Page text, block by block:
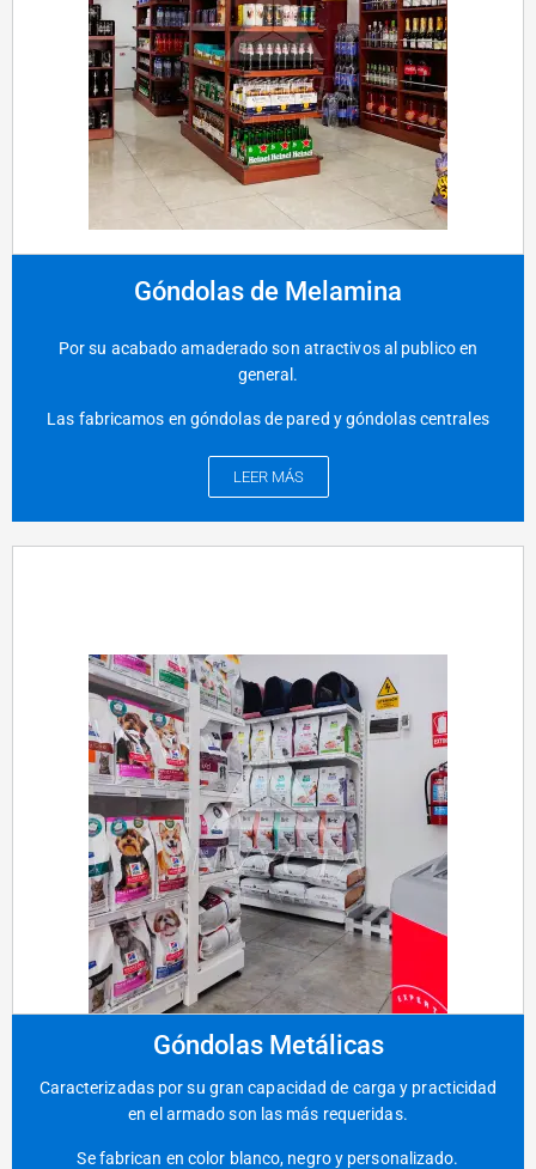
Góndolas de Melamina
Por su acabado amaderado son atractivos al publico en
general.
Las fabricamos en góndolas de pared y góndolas centrales
LEER MÁS
Góndolas Metálicas
Caracterizadas por su gran capacidad de carga y practicidad
en el armado son las más requeridas.
Se fabrican en color blanco, negro y personalizado.